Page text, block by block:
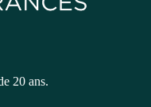
20 ans.